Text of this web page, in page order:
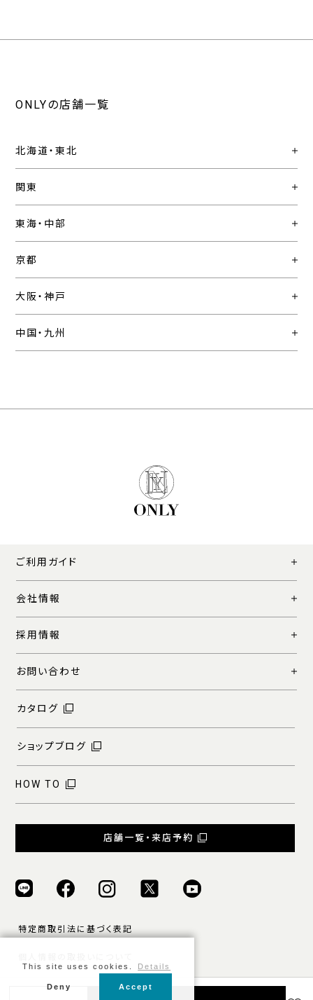
ONLYの店舗一覧
北海道・東北
関東
東海・中部
京都
大阪・神戸
中国・九州
ご利用ガイド
会社情報
採用情報
お問い合わせ
カタログ
ショップブログ
HOW TO
店舗一覧・来店予約
特定商取引法に基づく表記
ご利用規約
This site uses cookies. Details
Deny Accept